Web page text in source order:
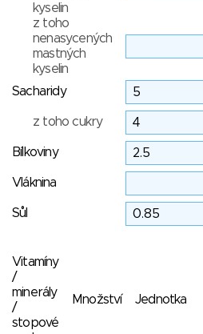
kyselin
z toho
nenasycených
mastných
kyselin
Sacharidy
z toho cukry
Bílkoviny
Vláknina
Sůl
Vitamíny
/
minerály
/
stopové
Množství Jednotka